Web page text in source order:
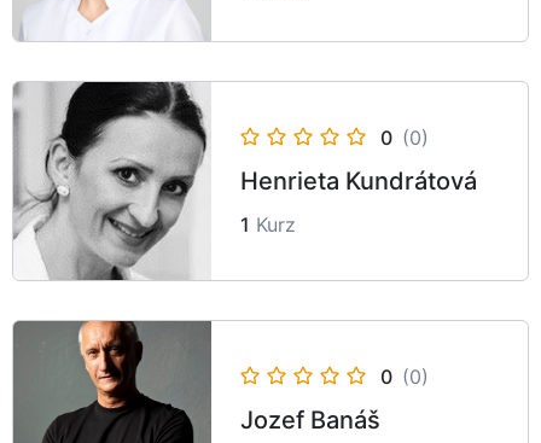
0 (0)
Henrieta Kundrátová
1 Kurz
0 (0)
Jozef Banáš